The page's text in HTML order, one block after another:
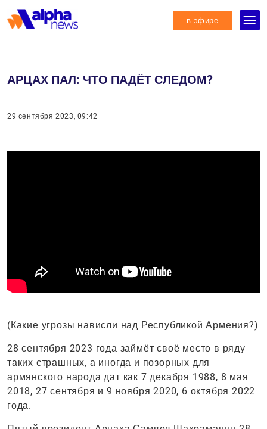
в эфире
АРЦАХ ПАЛ: ЧТО ПАДЁТ СЛЕДОМ?
29 сентября 2023, 09:42
(Какие угрозы нависли над Республикой Армения?)
28 сентября 2023 года займёт своё место в ряду
таких страшных, а иногда и позорных для
армянского народа дат как 7 декабря 1988, 8 мая
2018, 27 сентября и 9 ноября 2020, 6 октября 2022
года.